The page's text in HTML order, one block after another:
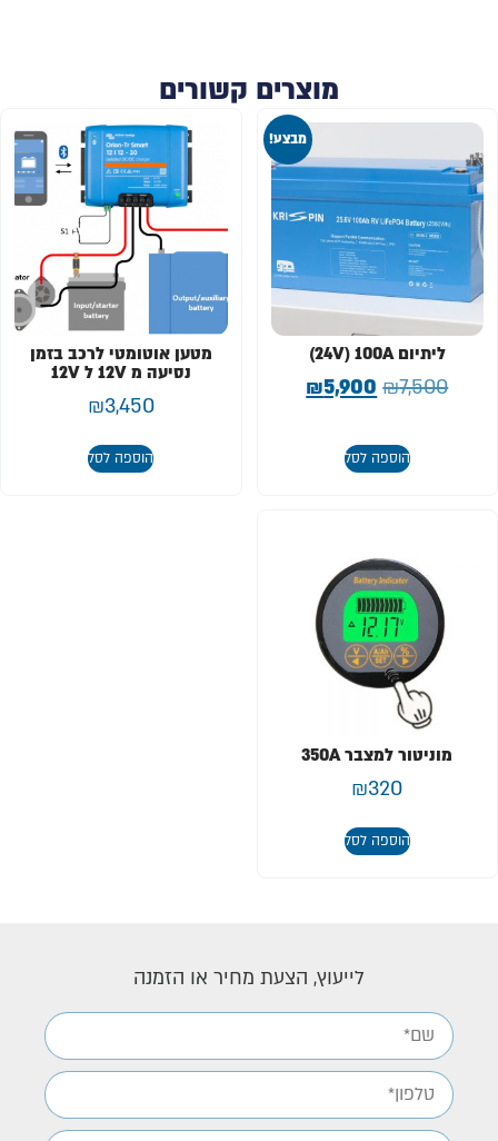
מוצרים קשורים
מבצע!
ליתיום 24V) 100A)
₪7,500
₪5,900
הוספה לסל
מטען אוטומטי לרכב בזמן
נסיעה מ 12V ל 12V
₪3,450
הוספה לסל
מוניטור למצבר 350A
₪320
הוספה לסל
לייעוץ, הצעת מחיר או הזמנה